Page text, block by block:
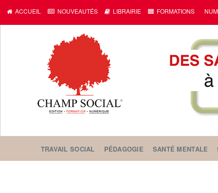
ACCUEIL NOUVEAUTÉS LIBRAIRIE FORMATIONS
TRAVAIL SOCIAL PÉDAGOGIE SANTÉ MENTALE